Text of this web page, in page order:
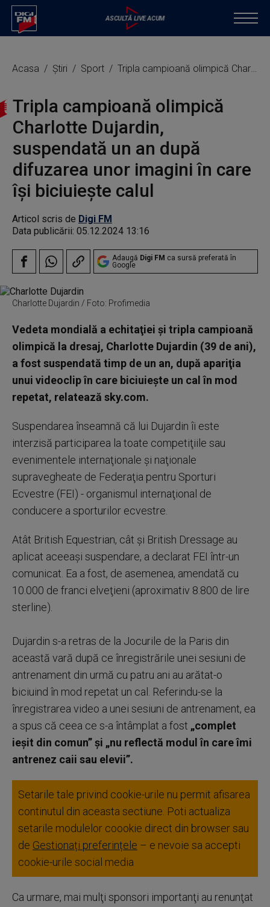
Acasa Știri Sport Tripla campioană olimpică Charlotte Dujardin, suspendată un an după difuzarea unor imagini în care îşi biciuieşte calul
Tripla campioană olimpică
Charlotte Dujardin,
suspendată un an după
difuzarea unor imagini în care
îşi biciuieşte calul
Articol scris de Digi FM
Data publicării: 05.12.2024 13:16
Adaugă Digi FM ca sursă preferată în
Google
Charlotte Dujardin / Foto: Profimedia
Vedeta mondială a echitaţiei şi tripla campioană
olimpică la dresaj, Charlotte Dujardin (39 de ani),
a fost suspendată timp de un an, după apariţia
unui videoclip în care biciuieşte un cal în mod
repetat, relatează sky.com.
Suspendarea înseamnă că lui Dujardin îi este
interzisă participarea la toate competiţiile sau
evenimentele internaţionale şi naţionale
supravegheate de Federaţia pentru Sporturi
Ecvestre (FEI) - organismul internaţional de
conducere a sporturilor ecvestre.
Atât British Equestrian, cât şi British Dressage au
aplicat aceeaşi suspendare, a declarat FEI într-un
comunicat. Ea a fost, de asemenea, amendată cu
10.000 de franci elveţieni (aproximativ 8.800 de lire
sterline).
Dujardin s-a retras de la Jocurile de la Paris din
această vară după ce înregistrările unei sesiuni de
antrenament din urmă cu patru ani au arătat-o
biciuind în mod repetat un cal. Referindu-se la
înregistrarea video a unei sesiuni de antrenament, ea
a spus că ceea ce s-a întâmplat a fost „complet
ieşit din comun” şi „nu reflectă modul în care îmi
antrenez caii sau elevii”.
Setarile tale privind cookie-urile nu permit afisarea
continutul din aceasta sectiune. Poti actualiza
setarile modulelor coookie direct din browser sau
de Gestionați preferințele – e nevoie sa accepti
cookie-urile social media
Ca urmare, mai mulţi sponsori importanţi au renunţat